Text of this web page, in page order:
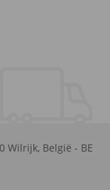
Wilrijk, België - BE